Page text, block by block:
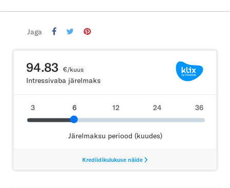
Jaga